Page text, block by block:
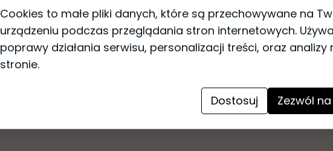
tekstyliach stołowych, takich
podczas rodzinnych spotkań
Inwestując w autorskie grafiki na
która wyróżnia Twoje wnętrze
Cookies to małe pliki danych, które są przechowywane na
urządzeniu podczas przeglądania stron internetowych.
poprawy działania serwisu, personalizacji treści, oraz analizy
stronie.
Dostosuj Zezwól